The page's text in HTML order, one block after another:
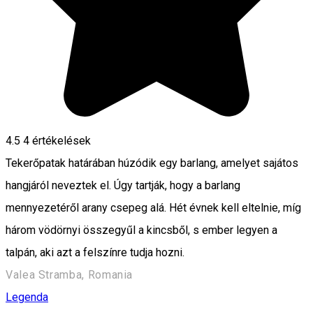
4.5 4 értékelések
Tekerőpatak határában húzódik egy barlang, amelyet sajátos
hangjáról neveztek el. Úgy tartják, hogy a barlang
mennyezetéről arany csepeg alá. Hét évnek kell eltelnie, míg
három vödörnyi összegyűl a kincsből, s ember legyen a
talpán, aki azt a felszínre tudja hozni.
Valea Stramba, Romania
Legenda